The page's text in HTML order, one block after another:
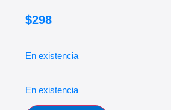
$298
En existencia
En existencia